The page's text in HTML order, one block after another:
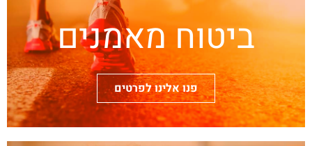
ביטוח מאמנים
פנו אלינו לפרטים